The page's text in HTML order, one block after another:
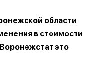
области
в стоимости
это